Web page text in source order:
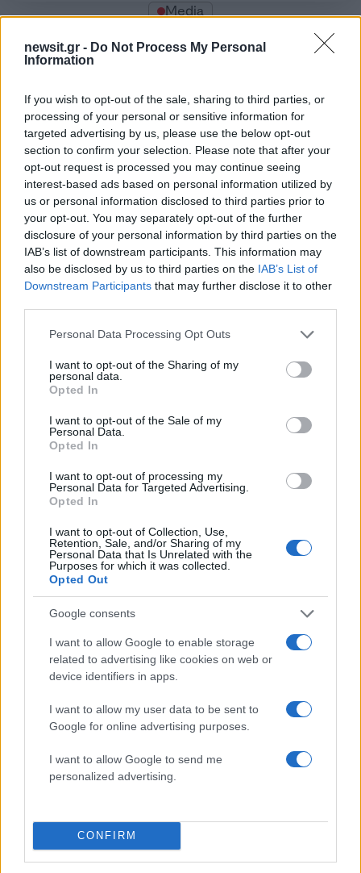
newsit.gr - Do Not Process My Personal
Information
If you wish to opt-out of the sale, sharing to third parties, or
processing of your personal or sensitive information for
targeted advertising by us, please use the below opt-out
section to confirm your selection. Please note that after your
opt-out request is processed you may continue seeing
interest-based ads based on personal information utilized by
us or personal information disclosed to third parties prior to
your opt-out. You may separately opt-out of the further
disclosure of your personal information by third parties on the
IAB’s list of downstream participants. This information may
also be disclosed by us to third parties on the IAB’s List of
Downstream Participants that may further disclose it to other
Please note that this website/app uses one or more Google
not limited to your visit or usage behaviour. You may click to
grant or deny consent to Google and its third-party tags to
use your data for below specified purposes in below Google
consent section.
Personal Data Processing Opt Outs
I want to opt-out of the Sharing of my
personal data.
Opted In
I want to opt-out of the Sale of my
Personal Data.
Opted In
I want to opt-out of processing my
Personal Data for Targeted Advertising.
Opted In
I want to opt-out of Collection, Use,
Retention, Sale, and/or Sharing of my
Personal Data that Is Unrelated with the
Purposes for which it was collected.
Opted Out
Google consents
I want to allow Google to enable storage
related to advertising like cookies on web or
device identifiers in apps.
I want to allow my user data to be sent to
Google for online advertising purposes.
I want to allow Google to send me
personalized advertising.
CONFIRM
Media
ΜΕΘΥΣΜΕΝΟΣ
ΣΥΝΔΕΣΗ
Ακολουθήστε το Νewsit.gr στοGoogle Newsκαι
ενημερωθείτε πρώτοι για όλη την ειδησεογραφία και τα
τελευταία νέατης ημέρας
Πιο δημοφιλή
1 Σοκαριστική υπόθεση στην Κρήτη:
Τουρίστας ρωτούσε πόσο να πληρώσει για
καθόταν αμέριμνο σε αυλή επιχείρησης
Δεν ήταν μόνο η ταχύτητα που οδήγησε
στο τροχαίο στις Σέρρες με νεκρούς μητέρα
και γιο - «Ίσως κάτι απέσπασε την προσοχή
του οδηγού» λέει πραγματογνώμονας
Μυστράς: Αλλαγή στην υπερασπιστική
γραμμή του 55χρονου που έκρυψε τον
νεκρό πατέρα του σε καταψύκτη – Η
αγάπη στους γονείς και η διαφωνία με την
αδερφή του
Ανησυχία από το ξέσπασμα του ιού του
Δυτικού Νείλου με κρούσματα στην Αττική
- «Καμπανάκι» από τον Ιατρικό Σύλλογο
Αθηνών για την προστασία της δημόσιας
υγείας
Πέθανε ο Γουίλιαμ Όρμπιτ, παραγωγός του
εμβληματικού άλμπουμ της Μαντόνα «Ray
of Light»
Πιο σχολιασμένα
Marfin: Η 46χρονη πήρε προθεσμία για
να απολογηθεί την Τρίτη – «Είναι αθώα,
συμμετείχε στη διαδήλωση όπως και
Βγήκαν ξανά τα μαχαίρια στην Ελπίδα
κίνημα σε φοβικό αρχηγικό κόμμα»
71 Μεταφορές χρημάτων: Πότε μπορεί να
θεωρηθούν δωρεές και να επιβληθεί